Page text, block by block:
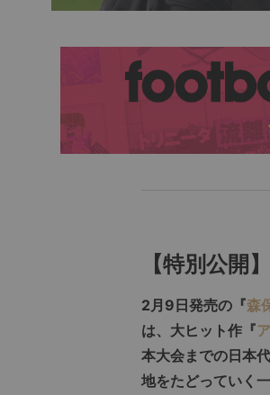
【特別公開
2月9日発売の『森
は、大ヒット作『
本大会までの日本
地をたどっていく